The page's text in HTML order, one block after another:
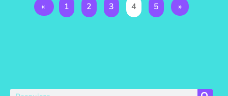
« 1 2 3 4 5 »